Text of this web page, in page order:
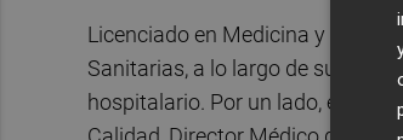
Licenciado en Medicina y
Sanitarias, a lo largo de su
hospitalario. Por un lado, entre